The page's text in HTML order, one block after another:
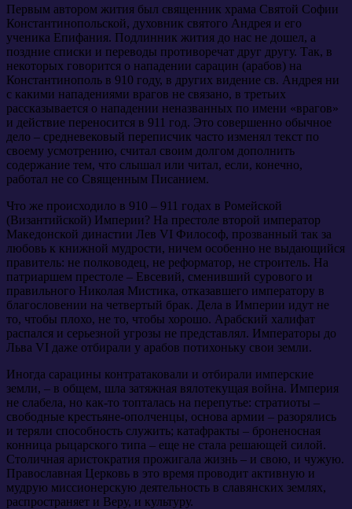
Первым автором жития был священник храма Святой Софии
Константинопольской, духовник святого Андрея и его
ученика Епифания. Подлинник жития до нас не дошел, а
поздние списки и переводы противоречат друг другу. Так, в
некоторых говорится о нападении сарацин (арабов) на
Константинополь в 910 году, в других видение св. Андрея ни
с какими нападениями врагов не связано, в третьих
рассказывается о нападении неназванных по имени «врагов»
и действие переносится в 911 год. Это совершенно обычное
дело – средневековый переписчик часто изменял текст по
своему усмотрению, считал своим долгом дополнить
содержание тем, что слышал или читал, если, конечно,
работал не со Священным Писанием.
Что же происходило в 910 – 911 годах в Ромейской
(Византийской) Империи? На престоле второй император
Македонской династии Лев VI Философ, прозванный так за
любовь к книжной мудрости, ничем особенно не выдающийся
правитель: не полководец, не реформатор, не строитель. На
патриаршем престоле – Евсевий, сменивший сурового и
правильного Николая Мистика, отказавшего императору в
благословении на четвертый брак. Дела в Империи идут не
то, чтобы плохо, не то, чтобы хорошо. Арабский халифат
распался и серьезной угрозы не представлял. Императоры до
Льва VI даже отбирали у арабов потихоньку свои земли.
Иногда сарацины контратаковали и отбирали имперские
земли, – в общем, шла затяжная вялотекущая война. Империя
не слабела, но как-то топталась на перепутье: стратиоты –
свободные крестьяне-ополченцы, основа армии – разорялись
и теряли способность служить; катафракты – броненосная
конница рыцарского типа – еще не стала решающей силой.
Столичная аристократия прожигала жизнь – и свою, и чужую.
Православная Церковь в это время проводит активную и
мудрую миссионерскую деятельность в славянских землях,
распространяет и Веру, и культуру.